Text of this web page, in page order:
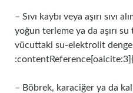
– Sıvı kaybı veya aşırı sıvı
yoğun terleme ya da aşırı
vücuttaki su‑elektrolit
– Böbrek, karaciğer ya da